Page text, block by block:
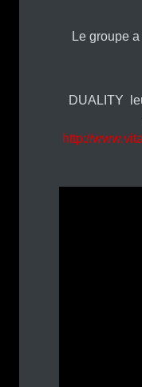
Le groupe
DUALITY
http://